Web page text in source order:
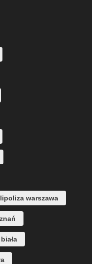
warszawa